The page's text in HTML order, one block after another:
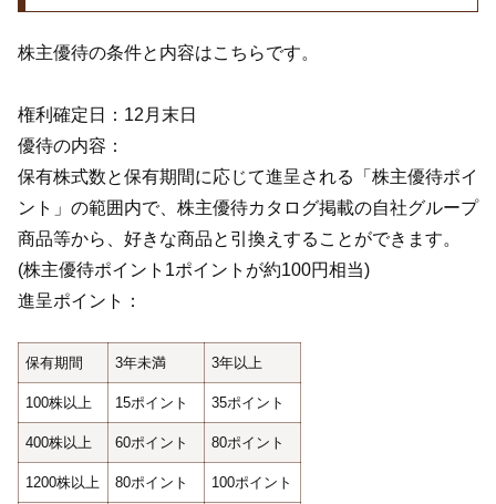
株主優待の条件と内容はこちらです。
権利確定日：12月末日
優待の内容：
保有株式数と保有期間に応じて進呈される「株主優待ポイ
ント」の範囲内で、株主優待カタログ掲載の自社グループ
商品等から、好きな商品と引換えすることができます。
(株主優待ポイント1ポイントが約100円相当)
進呈ポイント：
保有期間 3年未満 3年以上
100株以上 15ポイント 35ポイント
400株以上 60ポイント 80ポイント
1200株以上 80ポイント 100ポイント